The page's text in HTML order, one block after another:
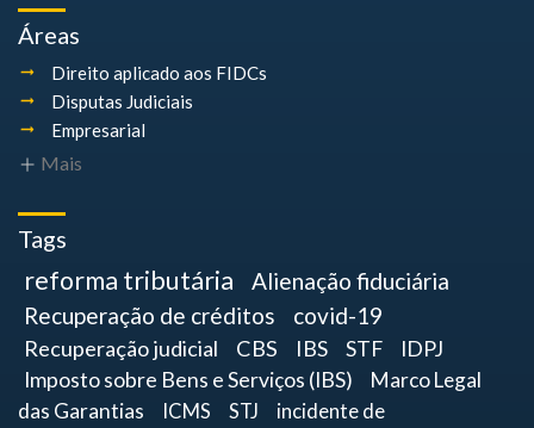
Áreas
Direito aplicado aos FIDCs
Disputas Judiciais
Empresarial
Mais
Tags
reforma tributária
Alienação fiduciária
Recuperação de créditos
covid-19
Recuperação judicial CBS IBS STF
IDPJ
Imposto sobre Bens e Serviços (IBS)
Marco Legal
das Garantias
ICMS STJ
incidente de